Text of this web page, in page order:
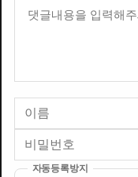
자동등록방지